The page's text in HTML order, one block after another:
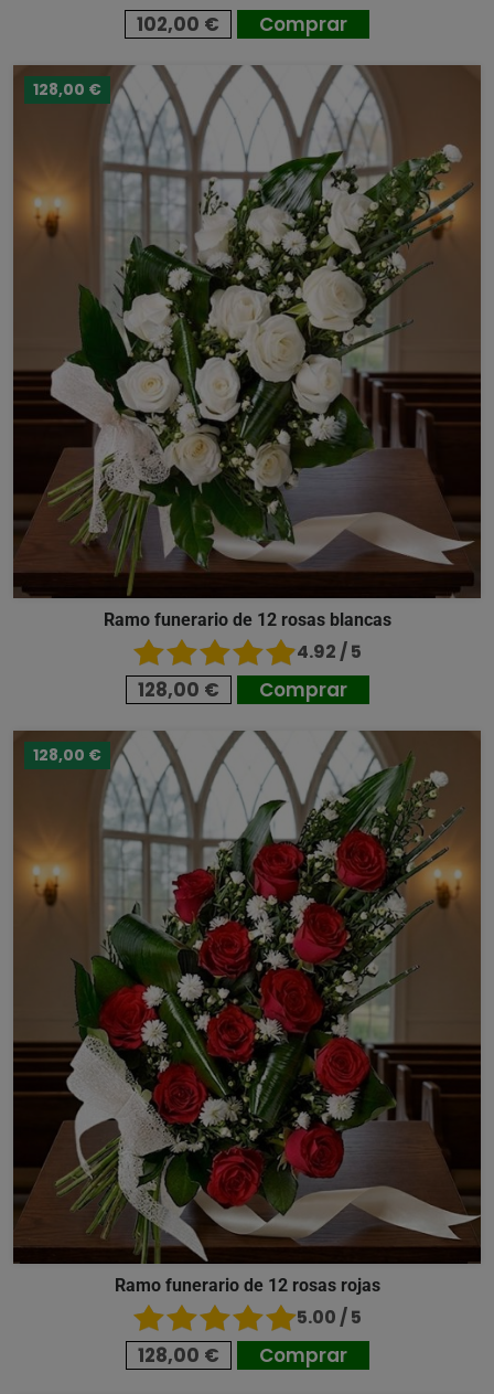
102,00 € Comprar
128,00 €
Ramo funerario de 12 rosas blancas
4.92 / 5
128,00 € Comprar
128,00 €
Ramo funerario de 12 rosas rojas
5.00 / 5
128,00 € Comprar